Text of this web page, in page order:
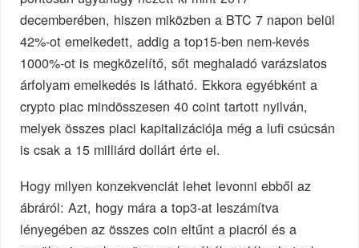
decemberében, hiszen miközben a BTC 7 napon belül
42%-ot emelkedett, addig a top15-ben nem-kevés
1000%-ot is megközelítő, sőt meghaladó varázslatos
árfolyam emelkedés is látható. Ekkora egyébként a
crypto piac mindösszesen 40 coint tartott nyilván,
melyek összes piaci kapitalizációja még a lufi csúcsán
is csak a 15 milliárd dollárt érte el.
Hogy milyen konzekvenciát lehet levonni ebből az
ábráról: Azt, hogy mára a top3-at leszámítva
lényegében az összes coin eltűnt a piacról és a